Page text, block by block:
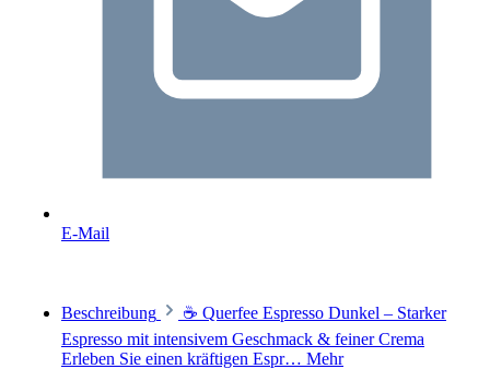
E-Mail
Beschreibung
☕ Querfee Espresso Dunkel – Starker
Espresso mit intensivem Geschmack & feiner Crema
Erleben Sie einen kräftigen Espr… Mehr